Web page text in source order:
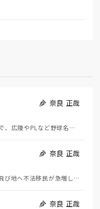
奈良 正哉
夏の甲子園が始まった。その裏側で、広陵やPLなど野球名門校（だった）の不祥事のその後について、「熱…
奈良 正哉
モロッコから地続きのスペインの飛び地へ不法移民が急増していて、当地の大問題となっている。「海を泳い…
奈良 正哉